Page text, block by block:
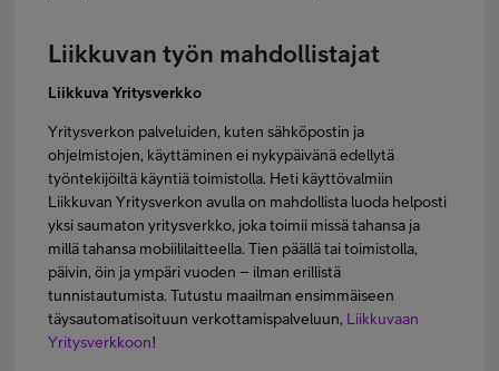
Liikkuvan työn mahdollistajat
Liikkuva Yritysverkko
Yritysverkon palveluiden, kuten sähköpostin ja
ohjelmistojen, käyttäminen ei nykypäivänä edellytä
työntekijöiltä käyntiä toimistolla. Heti käyttövalmiin
Liikkuvan Yritysverkon avulla on mahdollista luoda helposti
yksi saumaton yritysverkko, joka toimii missä tahansa ja
millä tahansa mobiililaitteella. Tien päällä tai toimistolla,
päivin, öin ja ympäri vuoden – ilman erillistä
tunnistautumista. Tutustu maailman ensimmäiseen
täysautomatisoituun verkottamispalveluun, Liikkuvaan
Yritysverkkoon!